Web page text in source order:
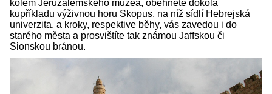
kolem Jeruzalémského muzea, oběhnete dokola
kupříkladu výživnou horu Skopus, na níž sídlí Hebrejská
univerzita, a kroky, respektive běhy, vás zavedou i do
starého města a prosvištíte tak známou Jaffskou či
Sionskou bránou.